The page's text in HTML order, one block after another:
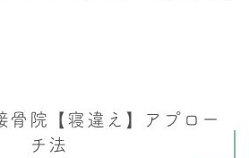
骨院【寝違え】アプロー
チ法